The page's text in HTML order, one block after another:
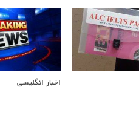
اخبار انگلیسی